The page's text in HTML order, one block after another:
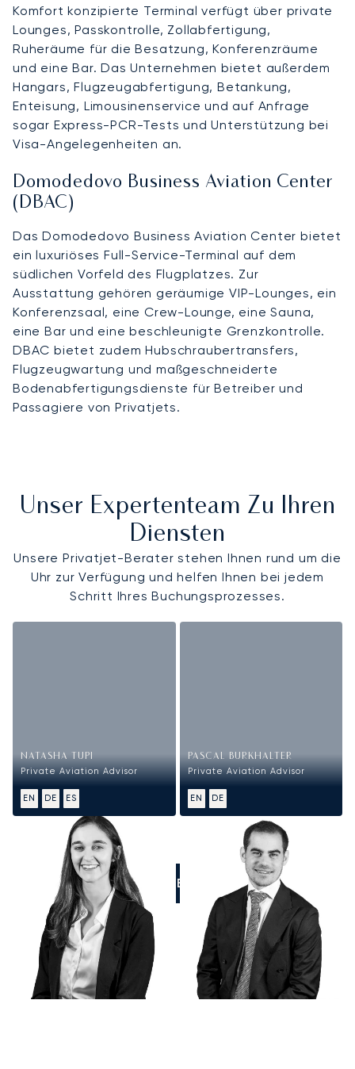
Komfort konzipierte Terminal verfügt über private
Lounges, Passkontrolle, Zollabfertigung,
Ruheräume für die Besatzung, Konferenzräume
und eine Bar. Das Unternehmen bietet außerdem
Hangars, Flugzeugabfertigung, Betankung,
Enteisung, Limousinenservice und auf Anfrage
sogar Express-PCR-Tests und Unterstützung bei
Visa-Angelegenheiten an.
Domodedovo Business Aviation Center
(DBAC)
Das Domodedovo Business Aviation Center bietet
ein luxuriöses Full-Service-Terminal auf dem
südlichen Vorfeld des Flugplatzes. Zur
Ausstattung gehören geräumige VIP-Lounges, ein
Konferenzsaal, eine Crew-Lounge, eine Sauna,
eine Bar und eine beschleunigte Grenzkontrolle.
DBAC bietet zudem Hubschraubertransfers,
Flugzeugwartung und maßgeschneiderte
Bodenabfertigungsdienste für Betreiber und
Passagiere von Privatjets.
Unser Expertenteam Zu Ihren
Diensten
Unsere Privatjet-Berater stehen Ihnen rund um die
Uhr zur Verfügung und helfen Ihnen bei jedem
Schritt Ihres Buchungsprozesses.
NATASHA TUPI
Private Aviation Advisor
EN DE ES
PASCAL BURKHALTER
Private Aviation Advisor
EN DE
RUFEN SIE UNS AN